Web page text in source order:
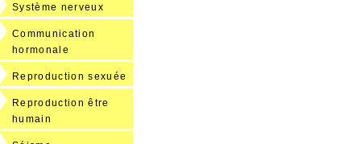
Système nerveux
Communication
hormonale
Reproduction sexuée
Reproduction être
humain